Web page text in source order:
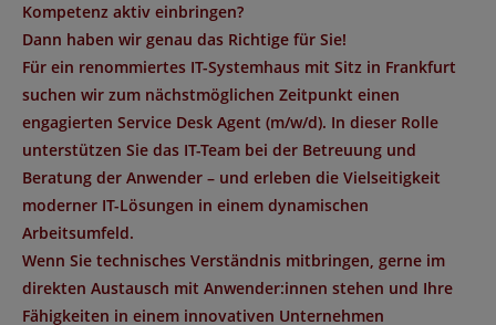
Kompetenz aktiv einbringen?
Dann haben wir genau das Richtige für Sie!
Für ein renommiertes IT-Systemhaus mit Sitz in Frankfurt
suchen wir zum nächstmöglichen Zeitpunkt einen
engagierten Service Desk Agent (m/w/d). In dieser Rolle
unterstützen Sie das IT-Team bei der Betreuung und
Beratung der Anwender – und erleben die Vielseitigkeit
moderner IT-Lösungen in einem dynamischen
Arbeitsumfeld.
Wenn Sie technisches Verständnis mitbringen, gerne im
direkten Austausch mit Anwender:innen stehen und Ihre
Fähigkeiten in einem innovativen Unternehmen